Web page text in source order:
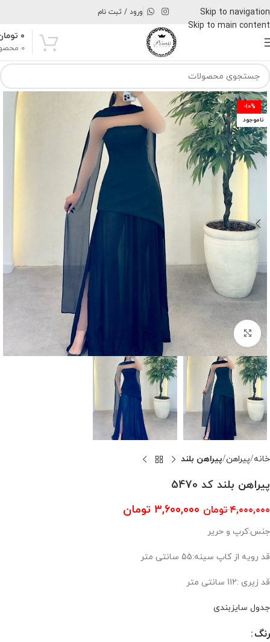
Skip to navigation
Skip to main content
ورود / ثبت نام
0
۰
-10%
ناموجود
بزرگنمایی تصویر
خانه پیراهن پیراهن بلند
پیراهن بلند کد 5470
۴,۰۰۰,۰۰۰ تومان ۳,۶۰۰,۰۰۰ تومان
جنس:کرپ و حریر
قد رویه از کاپ سینه:55 سانتی متر
قد زیری :112 سانتی متر
جدول سایزبندی
رنگ